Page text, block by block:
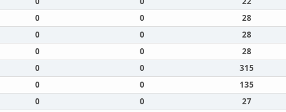
0 0 28
0 0 28
0 0 28
0 0 315
0 0 135
0 0 27